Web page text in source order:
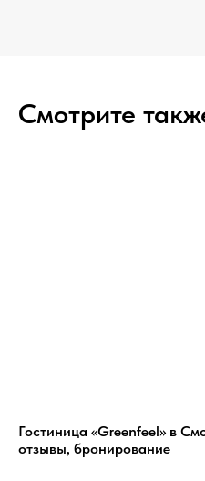
Смотрите
Гостиница «Greenfeel» в
отзывы, бронирование